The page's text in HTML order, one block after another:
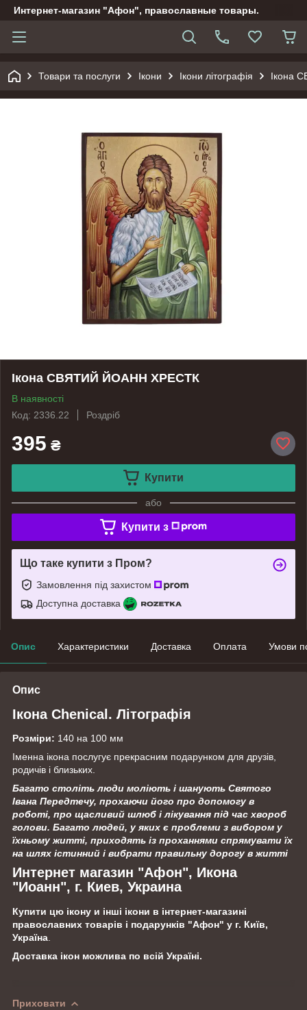
Интернет-магазин "Афон", православные товары.
Товари та послуги Ікони Ікони літографія Ікона
Ікона СВЯТИЙ ЙОАНН ХРЕСТК
В наявності
Код: 2336.22
Роздріб
395 ₴
Купити
або
Купити з
Що таке купити з Пром?
Замовлення під захистом
Доступна доставка
Опис Характеристики Доставка Оплата Умови
Опис
Ікона Chenical. Літографія
Розміри: 140 на 100 мм
Іменна ікона послугує прекрасним подарунком для друзів,
родичів і близьких.
Багато століть люди моліють і шанують Святого
Івана Передтечу, прохаючи його про допомогу в
роботі, про щасливий шлюб і лікування під час хвороб
голови. Багато людей, у яких є проблеми з вибором у
їхньому житті, приходять із проханнями спрямувати їх
на шлях істинний і вибрати правильну дорогу в житті
Интернет магазин "Афон", Икона
"Иоанн", г. Киев, Украина
Купити цю ікону и інші ікони в інтернет-магазині
православних товарів і подарунків "Афон" у г. Київ,
Україна
Доставка ікон можлива по всій Україні.
Приховати